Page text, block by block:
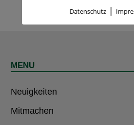
MENU
Neuigkeiten
Mitmachen
Datenschutz|